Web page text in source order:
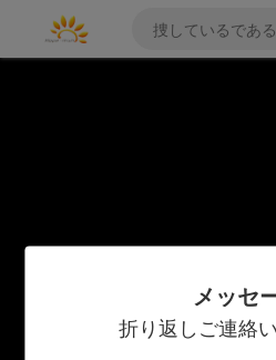
メッセ
折り返しご連絡